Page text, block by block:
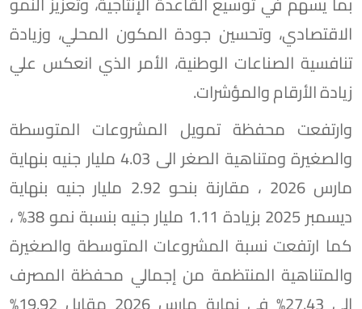
الاقتصادي، وتحسين جودة المكون المحلي، وزيادة
تنافسية الصناعات الوطنية، الأمر الذي انعكس علي
زيادة الأرقام والمؤشرات.
وارتفعت محفظة تمويل المشروعات المتوسطة
والصغيرة ومتناهية الصغر الى 4.03 مليار جنيه بنهاية
مارس 2026 ، مقارنة بنحو 2.92 مليار جنيه بنهاية
ديسمبر 2025 بزيادة 1.11 مليار جنيه بنسبة نمو 38% ،
كما ارتفعت نسبة المشروعات المتوسطة والصغيرة
والمتناهية المنتظمة من إجمالي محفظة المصرف